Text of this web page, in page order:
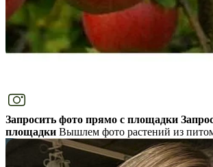
Запросить фото прямо с площадки
площадки Вышлем фото растений из